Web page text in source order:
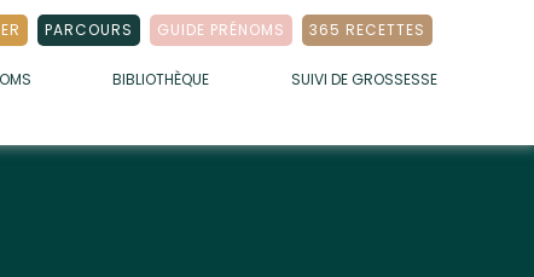
PARCOURS GUIDE PRÉNOMS 365 RECETTES
BIBLIOTHÈQUE SUIVI DE GROSSESSE